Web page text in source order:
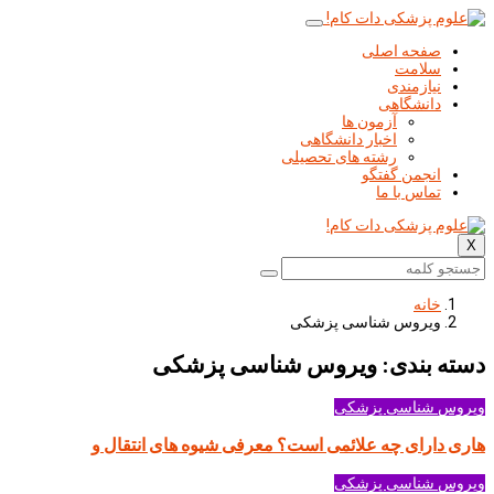
صفحه اصلی
سلامت
نیازمندی
دانشگاهی
آزمون ها
اخبار دانشگاهی
رشته های تحصیلی
انجمن گفتگو
تماس با ما
X
خانه
ویروس شناسی پزشکی
دسته بندی: ویروس شناسی پزشکی
ویروس شناسی پزشکی
هاری دارای چه علائمی است؟ معرفی شیوه های انتقال و
ویروس شناسی پزشکی